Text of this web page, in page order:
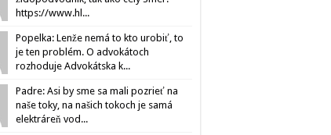
https://www.hl...
Popelka: Lenže nemá to kto urobiť, to
je ten problém. O advokátoch
rozhoduje Advokátska k...
Padre: Asi by sme sa mali pozrieť na
naše toky, na našich tokoch je samá
elektráreň vod...